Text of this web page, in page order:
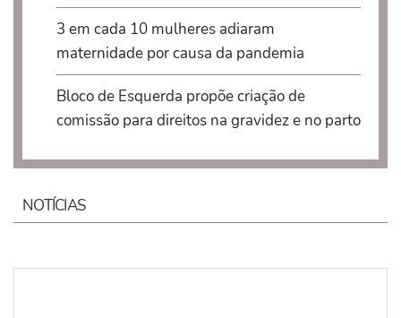
3 em cada 10 mulheres adiaram
maternidade por causa da pandemia
Bloco de Esquerda propõe criação de
comissão para direitos na gravidez e no parto
NOTÍCIAS